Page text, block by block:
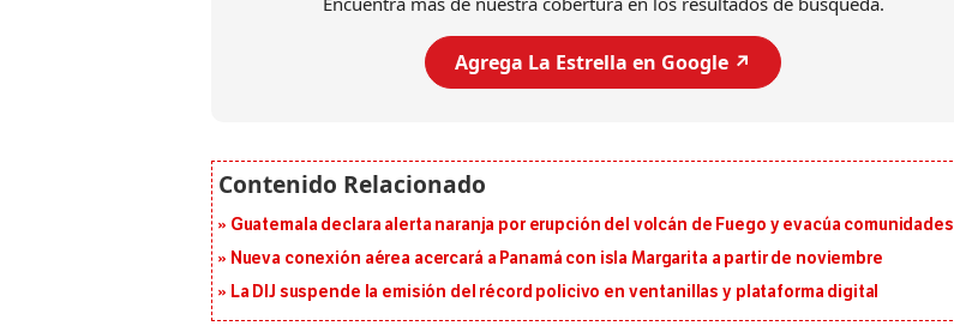
Agrega La Estrella en Google ↗️
Guatemala declara alerta naranja por erupción del volcán de Fuego y evacúa comunidades
Nueva conexión aérea acercará a Panamá con isla Margarita a partir de noviembre
La DIJ suspende la emisión del récord policivo en ventanillas y plataforma digital
Un fuerte terremoto de magnitud
7,1 se registró este martes 28 de